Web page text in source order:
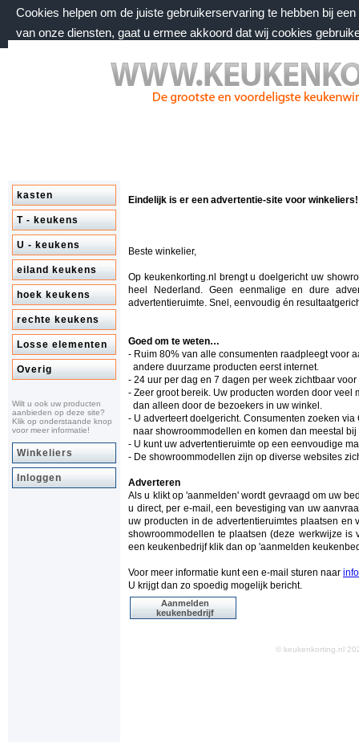
Cookies helpen om de juiste gebruikerservaring te hebben bij
van onze diensten, gaat u ermee akkoord dat wij cookies
vrijdag 7 augustus 2026, 20:03 uur
Welkom bij keukenkorting.nl
kasten
T - keukens
U - keukens
eiland keukens
hoek keukens
rechte keukens
Losse elementen
Overig
Wilt u ook uw producten
aanbieden op deze site?
Klik op onderstaande knop
voor meer informatie!
Winkeliers
Inloggen
Eindelijk is er een advertentie-site voor
Beste winkelier,
Op keukenkorting.nl brengt u doelgericht uw
heel Nederland. Geen eenmalige en dure
advertentieruimte. Snel, eenvoudig én
Goed om te weten…
- Ruim 80% van alle consumenten raadpleegt voor
andere duurzame producten eerst internet.
- 24 uur per dag en 7 dagen per week zichtbaar
- Zeer groot bereik. Uw producten worden door
dan alleen door de bezoekers in uw winkel.
- U adverteert doelgericht. Consumenten zoeken
naar showroommodellen en komen dan meestal
- U kunt uw advertentieruimte op een eenvoudige
- De showroommodellen zijn op diverse websites
Adverteren
Als u klikt op 'aanmelden' wordt gevraagd om uw
u direct, per e-mail, een bevestiging van uw
uw producten in de advertentieruimtes plaatsen
showroommodellen te plaatsen (deze werkwijze
een keukenbedrijf klik dan op 'aanmelden
Voor meer informatie kunt een e-mail sturen naar
U krijgt dan zo spoedig mogelijk bericht.
Aanmelden
keukenbedrijf
© keukenkorting.nl